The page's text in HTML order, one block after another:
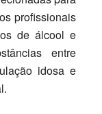
profissionais
de álcool e
entre
idosa e